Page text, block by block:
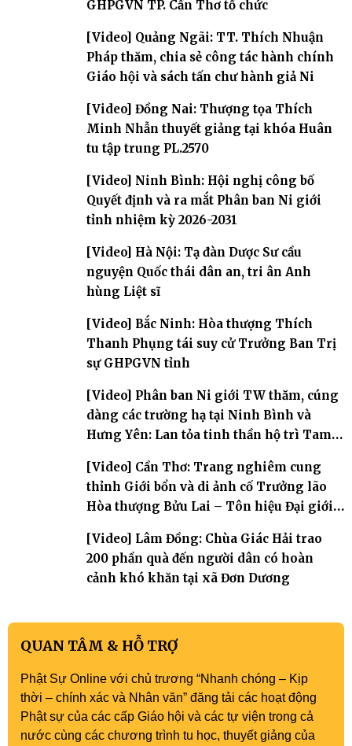
GHPGVN TP. Cần Thơ tổ chức
[Video] Quảng Ngãi: TT. Thích Nhuận
Pháp thăm, chia sẻ công tác hành chính
Giáo hội và sách tấn chư hành giả Ni
[Video] Đồng Nai: Thượng tọa Thích
Minh Nhẫn thuyết giảng tại khóa Huân
tu tập trung PL.2570
[Video] Ninh Bình: Hội nghị công bố
Quyết định và ra mắt Phân ban Ni giới
tỉnh nhiệm kỳ 2026-2031
[Video] Hà Nội: Tạ đàn Dược Sư cầu
nguyện Quốc thái dân an, tri ân Anh
hùng Liệt sĩ
[Video] Bắc Ninh: Hòa thượng Thích
Thanh Phụng tái suy cử Trưởng Ban Trị
sự GHPGVN tỉnh
[Video] Phân ban Ni giới TW thăm, cúng
dàng các trường hạ tại Ninh Bình và
Hưng Yên: Lan tỏa tinh thần hộ trì Tam
[Video] Cần Thơ: Trang nghiêm cung
thỉnh Giới bổn và di ảnh cố Trưởng lão
Hòa thượng Bửu Lai – Tôn hiệu Đại giới
[Video] Lâm Đồng: Chùa Giác Hải trao
200 phần quà đến người dân có hoàn
cảnh khó khăn tại xã Đơn Dương
QUAN TÂM & HỖ TRỢ
Phật Sự Online với chủ trương “Nhanh chóng – Kịp
thời – chính xác và Nhân văn” đăng tải các hoạt động
Phật sự của các cấp Giáo hội và các tự viện trong cả
nước cùng các chương trình tu học, thuyết giảng của